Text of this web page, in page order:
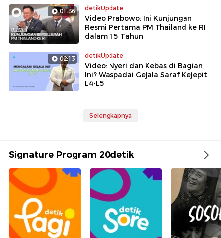
01:36 detikUpdate
Video Prabowo: Ini Kunjungan
Resmi Pertama PM Thailand ke RI
dalam 15 Tahun
02:13 detikUpdate
Video: Nyeri dan Kebas di Bagian
Ini? Waspadai Gejala Saraf Kejepit
L4-L5
Selengkapnya
Signature Program 20detik